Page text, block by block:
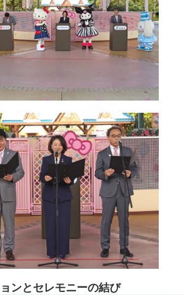
ンとセレモニーの結び